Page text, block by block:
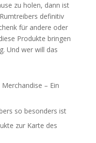
zu holen, dann ist
definitiv
für andere oder
Produkte bringen
Und wer will das
– Ein
so besonders ist
zur Karte des